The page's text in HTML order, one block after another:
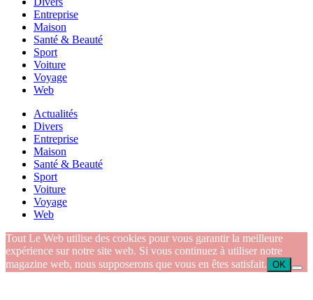
Entreprise
Maison
Santé & Beauté
Sport
Voiture
Voyage
Web
Actualités
Divers
Entreprise
Maison
Santé & Beauté
Sport
Voiture
Voyage
Web
Tout Le Web utilise des cookies pour vous garantir la meilleure
expérience sur notre site web. Si vous continuez à utiliser notre
magazine web, nous supposerons que vous en êtes satisfait. OK